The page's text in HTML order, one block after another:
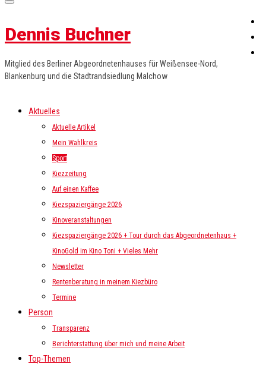
Dennis Buchner
Mitglied des Berliner Abgeordnetenhauses für Weißensee-Nord,
Blankenburg und die Stadtrandsiedlung Malchow
Aktuelles
Aktuelle Artikel
Mein Wahlkreis
Sport
Kiezzeitung
Auf einen Kaffee
Kiezspaziergänge 2026
Kinoveranstaltungen
Kiezspaziergänge 2026 + Tour durch das Abgeordnetenhaus +
KinoGold im Kino Toni + Vieles Mehr
Newsletter
Rentenberatung in meinem Kiezbüro
Termine
Person
Transparenz
Berichterstattung über mich und meine Arbeit
Top-Themen